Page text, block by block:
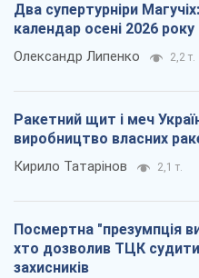
Два супертурніри
календар осені 2026 року
Олександр Липенко 2,2 т.
Ракетний щит і меч
виробництво власних
Кирило Татарінов 2,1 т.
Посмертна "презумпція
хто дозволив ТЦК
захисників